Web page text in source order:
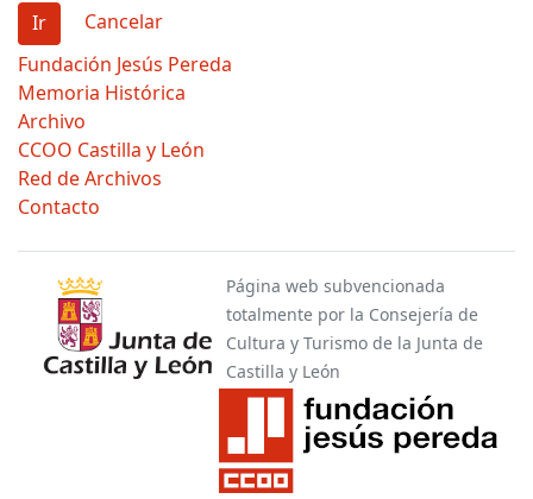
Fundación Jesús Pereda
Memoria Histórica
Archivo
CCOO Castilla y León
Red de Archivos
Contacto
Elegir acción
Cancelar
Página web subvencionada
totalmente por la Consejería de
Cultura y Turismo de la Junta de
Castilla y León